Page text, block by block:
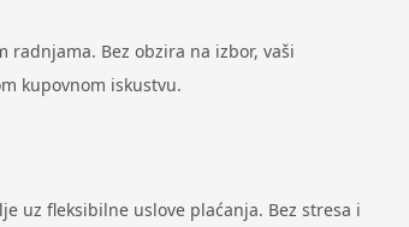
Bez obzira na izbor, vaši
kupovnom iskustvu.
uz fleksibilne uslove plaćanja. Bez stresa i